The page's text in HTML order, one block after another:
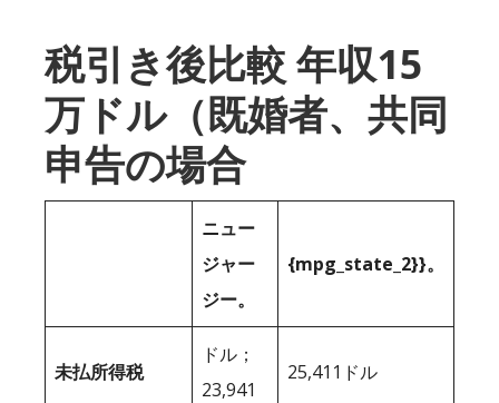
税引き後比較 年収15
万ドル（既婚者、共同
申告の場合
ニュー
ジャー
ジー。
{mpg_state_2}}。
未払所得税
ドル；
23,941
25,411ドル